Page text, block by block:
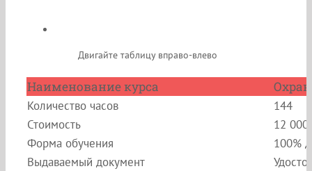
Двигайте таблицу вправо-влево
Наименование курса
Количество часов
144
Стоимость
12 000
Форма обучения
100%
Выдаваемый документ